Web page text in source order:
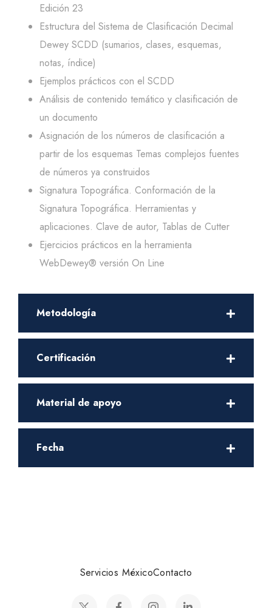
Edición 23
Estructura del Sistema de Clasificación Decimal
Dewey SCDD (sumarios, clases, esquemas,
notas, índice)
Ejemplos prácticos con el SCDD
Análisis de contenido temático y clasificación de
un documento
Asignación de los números de clasificación a
partir de los esquemas Temas complejos fuentes
de números ya construidos
Signatura Topográfica. Conformación de la
Signatura Topográfica. Herramientas y
aplicaciones. Clave de autor, Tablas de Cutter
Ejercicios prácticos en la herramienta
WebDewey® versión On Line
Metodología
Certificación
Material de apoyo
Fecha
Servicios MéxicoContacto